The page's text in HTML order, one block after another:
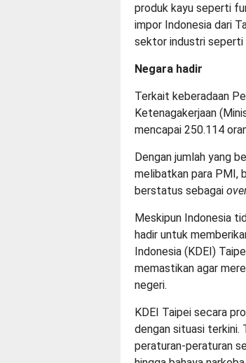
produk kayu seperti
impor Indonesia dari
sektor industri seperti
Negara hadir
Terkait keberadaan
Ketenagakerjaan
mencapai 250.114
Dengan jumlah yang
melibatkan para PMI,
berstatus sebagai
Meskipun Indonesia
hadir untuk
Indonesia (KDEI)
memastikan agar
negeri.
KDEI Taipei secara
dengan situasi terkini.
peraturan-peraturan